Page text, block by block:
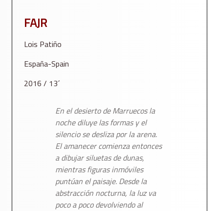
FAJR
Lois Patiño
España-Spain
2016 / 13´
En el desierto de Marruecos la
noche diluye las formas y el
silencio se desliza por la arena.
El amanecer comienza entonces
a dibujar siluetas de dunas,
mientras figuras inmóviles
puntúan el paisaje. Desde la
abstracción nocturna, la luz va
poco a poco devolviendo al